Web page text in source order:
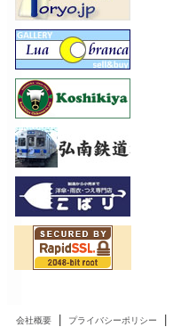
会社概要| プライバシーポリシー